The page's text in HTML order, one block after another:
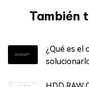
También
¿Qué es el